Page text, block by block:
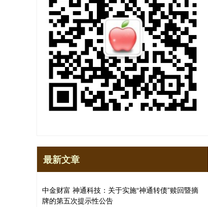
最新文章
中金财富 神通科技：关于实施“神通转债”赎回暨摘
牌的第五次提示性公告